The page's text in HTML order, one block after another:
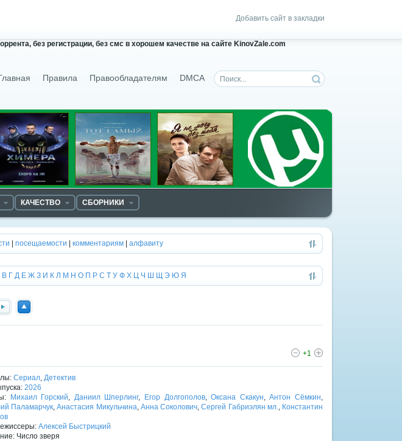
Добавить сайт в закладки
без регистрации, без смс в хорошем качестве на сайте KinovZale.com
Правила Правообладателям DMCA
КАЧЕСТВО СБОРНИКИ
посещаемости комментариям алфавиту
В Г Д Е Ж З И К Л М Н О П Р С Т У Ф Х Ц Ч Ш Щ Э Ю Я
+1
Сериал Детектив
2026
Михаил Горский Даниил Шперлинг, Егор Долгополов,Оксана Скакун ,Антон Сёмкин
Паламарчук ,Анастасия Микульчина Анна Соколович ,Сергей Габриэлян мл.
Константин
Алексей Быстрицкий
Число зверя